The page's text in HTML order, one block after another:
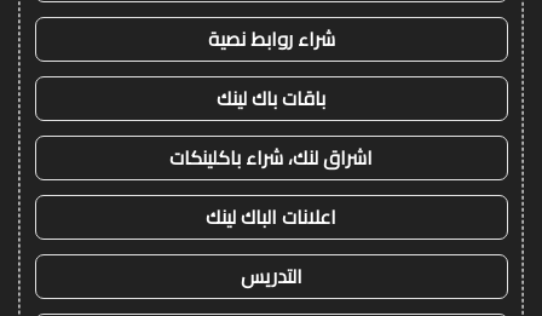
شراء روابط نصية
باقات باك لينك
اشراق لنك، شراء باكلينكات
اعلانات الباك لينك
التدريس